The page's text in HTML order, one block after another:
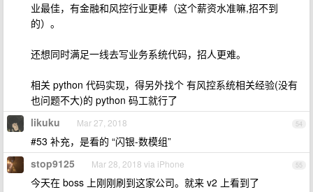
业最佳，有金融和风控行业更棒（这个薪资水准嘛,招不到
的）。
还想同时满足一线去写业务系统代码，招人更难。
相关 python 代码实现，得另外找个 有风控系统相关经验(没有
也问题不大)的 python 码工就行了
54
likuku Mar 27, 2018
#53 补充，是看的 “闪银-数模组”
55
stop9125 Mar 28, 2018 via iPhone
今天在 boss 上刚刚刷到这家公司。就来 v2 上看到了